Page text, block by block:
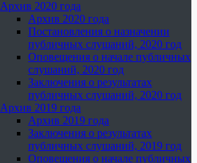
Архив 2020 года
Архив 2020 года
Постановления о назначении
публичных слушаний, 2020 год
Оповещения о начале публичных
слушаний, 2020 год
Заключения о результатах
публичных слушаний, 2020 год
Архив 2019 года
Архив 2019 года
Заключения о результатах
публичных слушаний, 2019 год
Оповещения о начале публичных